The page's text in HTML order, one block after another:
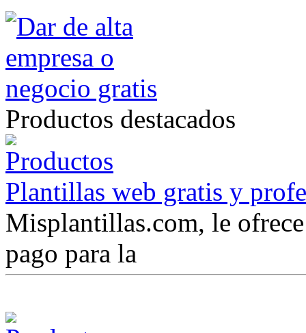
Productos destacados
Plantillas web gratis y
Misplantillas.com, le
pago para la